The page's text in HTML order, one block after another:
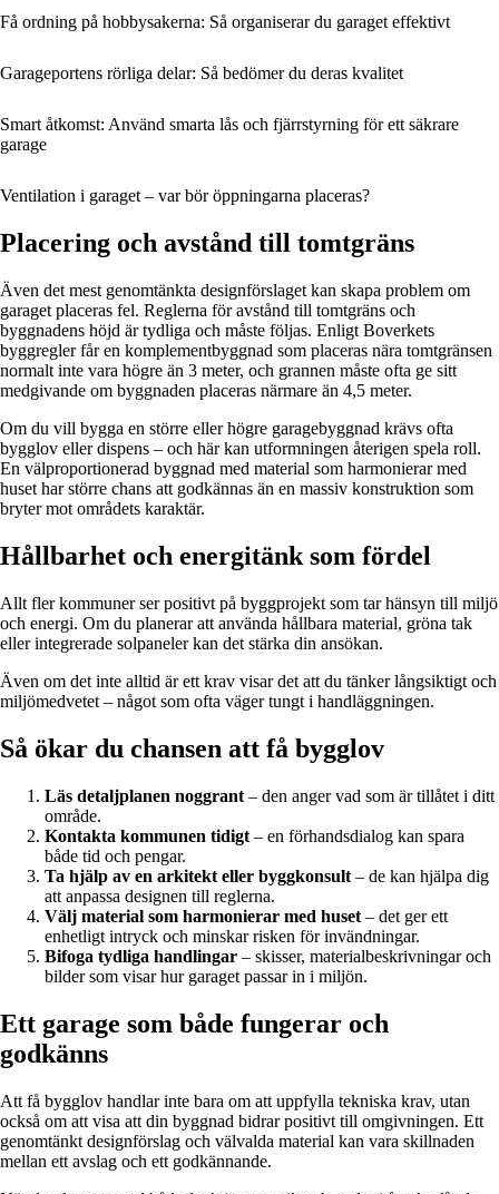
Få ordning på hobbysakerna: Så organiserar du garaget effektivt
Garageportens rörliga delar: Så bedömer du deras kvalitet
Smart åtkomst: Använd smarta lås och fjärrstyrning för ett säkrare
garage
Ventilation i garaget – var bör öppningarna placeras?
Placering och avstånd till tomtgräns
Även det mest genomtänkta designförslaget kan skapa problem om
garaget placeras fel. Reglerna för avstånd till tomtgräns och
byggnadens höjd är tydliga och måste följas. Enligt Boverkets
byggregler får en komplementbyggnad som placeras nära tomtgränsen
normalt inte vara högre än 3 meter, och grannen måste ofta ge sitt
medgivande om byggnaden placeras närmare än 4,5 meter.
Om du vill bygga en större eller högre garagebyggnad krävs ofta
bygglov eller dispens – och här kan utformningen återigen spela roll.
En välproportionerad byggnad med material som harmonierar med
huset har större chans att godkännas än en massiv konstruktion som
bryter mot områdets karaktär.
Hållbarhet och energitänk som fördel
Allt fler kommuner ser positivt på byggprojekt som tar hänsyn till miljö
och energi. Om du planerar att använda hållbara material, gröna tak
eller integrerade solpaneler kan det stärka din ansökan.
Även om det inte alltid är ett krav visar det att du tänker långsiktigt och
miljömedvetet – något som ofta väger tungt i handläggningen.
Så ökar du chansen att få bygglov
Läs detaljplanen noggrant – den anger vad som är tillåtet i ditt
område.
Kontakta kommunen tidigt – en förhandsdialog kan spara
både tid och pengar.
Ta hjälp av en arkitekt eller byggkonsult – de kan hjälpa dig
att anpassa designen till reglerna.
Välj material som harmonierar med huset – det ger ett
enhetligt intryck och minskar risken för invändningar.
Bifoga tydliga handlingar – skisser, materialbeskrivningar och
bilder som visar hur garaget passar in i miljön.
Ett garage som både fungerar och
godkänns
Att få bygglov handlar inte bara om att uppfylla tekniska krav, utan
också om att visa att din byggnad bidrar positivt till omgivningen. Ett
genomtänkt designförslag och välvalda material kan vara skillnaden
mellan ett avslag och ett godkännande.